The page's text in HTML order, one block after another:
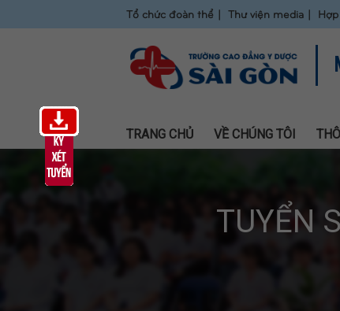
Tổ chức đoàn thể Thư viện media
TRANG CHỦ VỀ CHÚNG TÔI
TUYỂN